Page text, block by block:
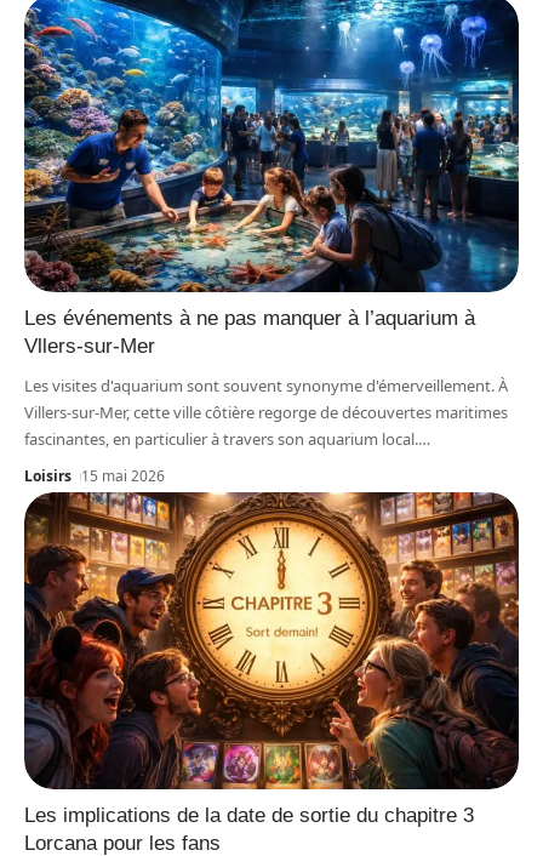
Les événements à ne pas manquer à l’aquarium à
Vllers-sur-Mer
Les visites d'aquarium sont souvent synonyme d'émerveillement. À
Villers-sur-Mer, cette ville côtière regorge de découvertes maritimes
fascinantes, en particulier à travers son aquarium local.…
Loisirs 15 mai 2026
Les implications de la date de sortie du chapitre 3
Lorcana pour les fans